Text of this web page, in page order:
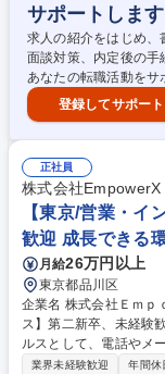
未経験歓迎/20期連続
サポートします
求人の紹介をはじめ、
面談対策、内定後の手
あなたの転職活動をサ
登録してサポー
正社員
株式会社EmpowerX
【東京/営業・イ
歓迎 成長できる
月給26万円以上
東京都品川区
企業名 株式会社ＥｍｐｏｗｅｒＸ 求人名 【東京/
ス】第二新卒、未経験歓迎◎成長で
ルスとして、電話やメ
機会を創出いたします。
業界未経験歓迎 年間休